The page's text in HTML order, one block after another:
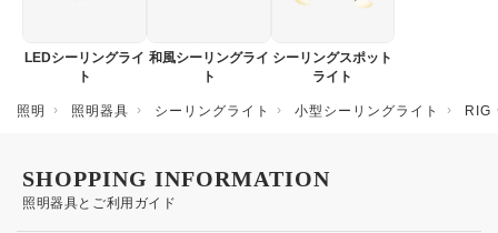
LEDシーリングライ
ト
和風シーリングライ
ト
シーリングスポット
ライト
照明 照明器具 シーリングライト 小型シーリングライト RIG
照明器具とご利用ガイド
SHOPPING INFORMATION